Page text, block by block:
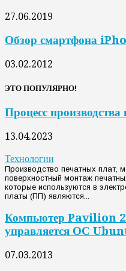
27.06.2019
Обзор смартфона
03.02.2012
ЭТО ПОПУЛЯРНО!
Процесс
13.04.2023
Технологии
Производство печатных плат,
поверхностный монтаж
которые используются в
платы (ПП) являются...
Компьютер Pavilion
управляется ОС
07.03.2013